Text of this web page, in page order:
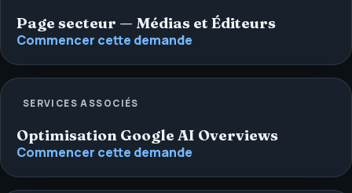
Page secteur — Médias et Éditeurs
Commencer cette demande
SERVICES ASSOCIÉS
Optimisation Google AI Overviews
Commencer cette demande